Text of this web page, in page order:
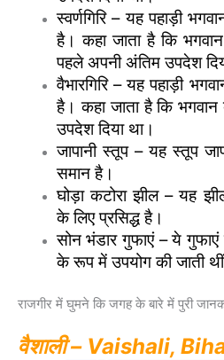
स्वर्णगिरि – यह पहाड़ी
है। कहा जाता है कि
पहले अपनी अंतिम उपदेश
वैभारगिरि – यह पहाड़ी
है। कहा जाता है कि
उपदेश दिया था।
जापानी स्तूप – यह स्तूप
समान है।
घोड़ा कटोरा झील – यह
के लिए प्रसिद्ध है।
सोन भंडार गुफाएं – ये
के रूप में उपयोग की जाती
राजगीर में घुमने कि जगह के बारे में पुरी
वैशाली – Vaishali,